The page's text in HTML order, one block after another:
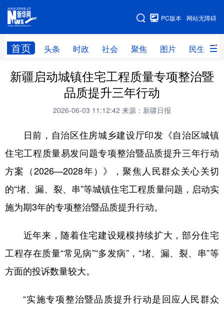
网站无障碍
PC版本
首页 头条 时政 社会 聚焦 图片 民生
网站地图
头条 时政 社会 聚焦
民生 访谈
服务
云游新疆 云端悦读 云看书画 光影新疆
人事频道 融媒体联播 廉政频道 新华视角看新疆
地方频道
辽宁 吉林 上海 江苏
广东 广西 海南 重庆
新疆启动城镇住宅工程质量专项整治暨
品质提升三年行动
2026-06-03 11:12:42 来源：新疆日报
日前，自治区住房城乡建设厅印发《自治区城镇
住宅工程质量易发问题专项整治暨品质提升三年行动
方案（2026—2028年）》，聚焦人民群众关心关切
的“堵、漏、裂、串”等城镇住宅工程质量问题，启动实
施为期3年的专项整治暨品质提升行动。
近年来，随着住宅建设规模持续扩大，部分住宅
工程存在质量“常见病”“多发病”，“堵、漏、裂、串”等
方面的投诉数量较大。
“实施专项整治暨品质提升行动是回应人民群众